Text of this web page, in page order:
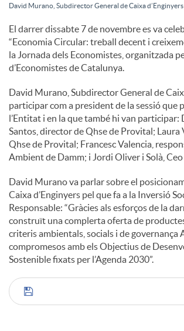
c
o
n
t
i
n
g
u
David Murano, Subdirector General de Caixa d’Enginyers
El darrer dissabte 7 de novembre es va
“Economia Circular: treball decent i
la Jornada dels Economistes, organitzada
d’Economistes de Catalunya.
David Murano, Subdirector General de
participar com a president de la sessió que
l’Entitat i en la que també hi van participar:
Santos, director de Qhse de Provital; Laura
Qhse de Provital; Francesc Valencia,
Ambient de Damm; i Jordi Oliver i Solà, Ceo
David Murano va parlar sobre el
Caixa d’Enginyers pel que fa a la Inversió
Responsable: “Gràcies als esforços de la
construït una complerta oferta de
criteris ambientals, socials i de governança
compromesos amb els Objectius de
Sostenible fixats per l’Agenda 2030”.
C